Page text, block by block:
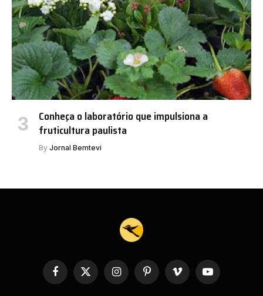
Conheça o laboratório que impulsiona a
fruticultura paulista
By Jornal Bemtevi
Facebook
X
(Twitter)
InstagramPinterestVimeo YouTube